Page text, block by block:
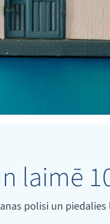
laimē
polisi un